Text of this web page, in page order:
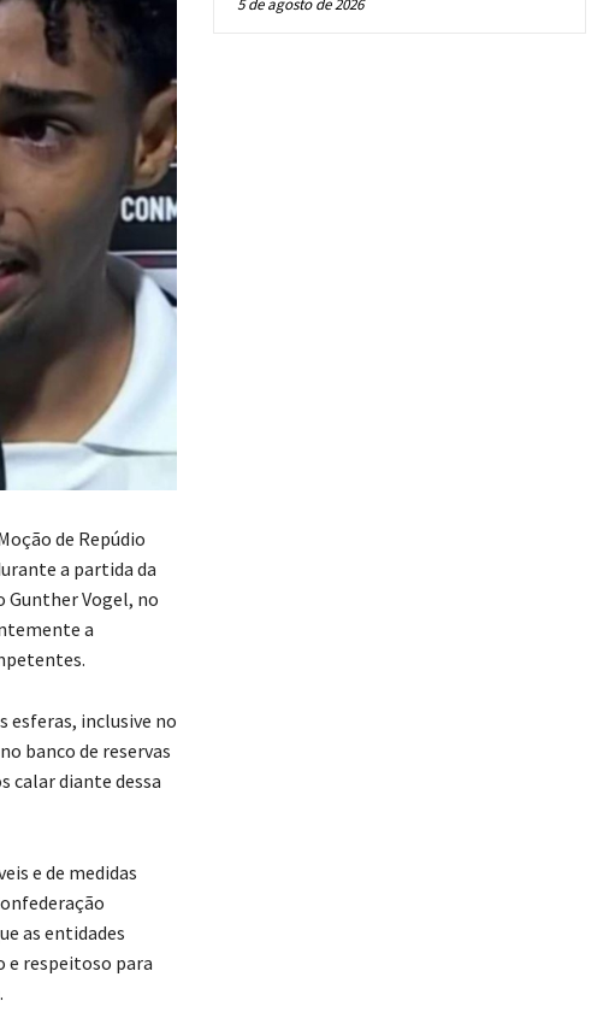
de Repúdio
a partida da
Gunther Vogel, no
a
esferas, inclusive no
banco de reservas
calar diante dessa
e de medidas
as entidades
e respeitoso para
5 de agosto de 2026